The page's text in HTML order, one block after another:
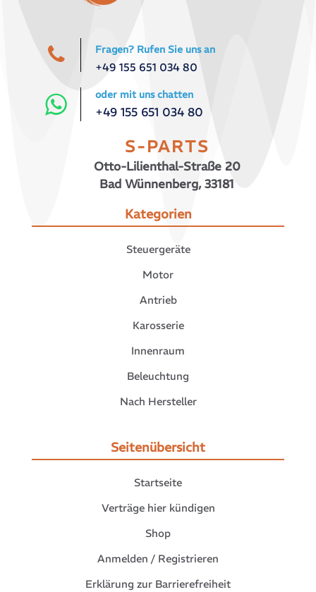
Fragen? Rufen Sie uns an
+49 155 651 034 80
oder mit uns chatten
+49 155 651 034 80
S-PARTS
Otto-Lilienthal-Straße 20
Bad Wünnenberg, 33181
Kategorien
Steuergeräte
Motor
Antrieb
Karosserie
Innenraum
Beleuchtung
Nach Hersteller
Seitenübersicht
Startseite
Verträge hier kündigen
Shop
Anmelden / Registrieren
Erklärung zur Barrierefreiheit